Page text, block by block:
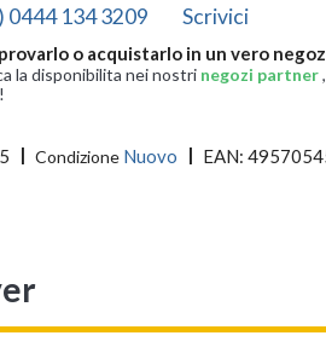
0444 134 3209 Scrivici
o acquistarlo in un vero
la disponibilita nei nostri negozi partner
Condizione Nuovo EAN: